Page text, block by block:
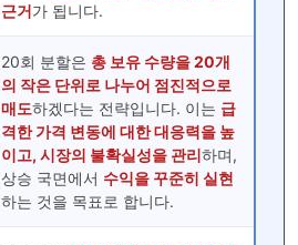
근거가 됩니다.
20회 분할은 총 보유 수량을 20개
의 작은 단위로 나누어 점진적으로
매도하겠다는 전략입니다. 이는 급
격한 가격 변동에 대한 대응력을 높
이고, 시장의 불확실성을 관리하며,
상승 국면에서 수익을 꾸준히 실현
하는 것을 목표로 합니다.